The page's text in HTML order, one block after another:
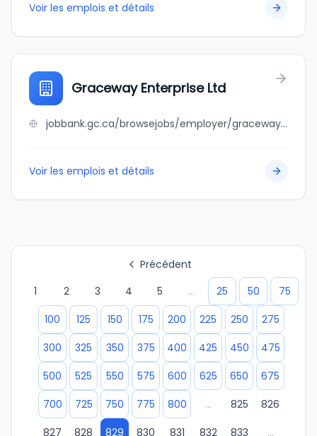
Voir les emplois et détails
Graceway Enterprise Ltd
jobbank.gc.ca/browsejobs/employer/graceway+enterprise+ltd/ca
Voir les emplois et détails
Précédent
1
2 3 4 5 ... 25 50
75
100
125 150 175 200 225 250
275
300
325 350 375 400 425 450
475
500
525 550 575 600 625 650
675
700
725 750 775 800 ... 825
826
827
828 829 830 831 832 833 ...